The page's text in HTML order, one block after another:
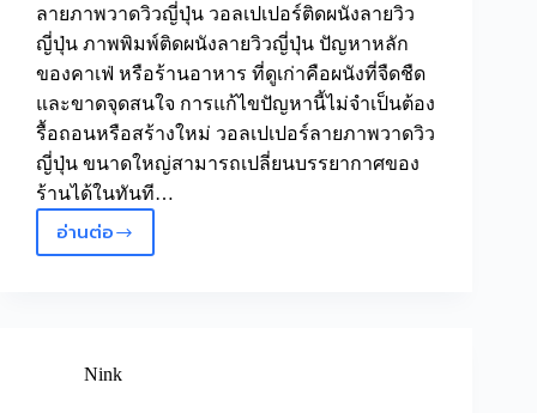
ลายภาพวาดวิวญี่ปุ่น วอลเปเปอร์ติดผนังลายวิว
ญี่ปุ่น ภาพพิมพ์ติดผนังลายวิวญี่ปุ่น ปัญหาหลัก
ของคาเฟ่ หรือร้านอาหาร ที่ดูเก่าคือผนังที่จืดชืด
และขาดจุดสนใจ การแก้ไขปัญหานี้ไม่จำเป็นต้อง
รื้อถอนหรือสร้างใหม่ วอลเปเปอร์ลายภาพวาดวิว
ญี่ปุ่น ขนาดใหญ่สามารถเปลี่ยนบรรยากาศของ
ร้านได้ในทันที…
อ่านต่อสร้าง
วอลเปเปอร์
Nink